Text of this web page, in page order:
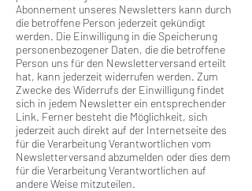
Abonnement unseres Newsletters kann durch
die betroffene Person jederzeit gekündigt
werden. Die Einwilligung in die Speicherung
personenbezogener Daten, die die betroffene
Person uns für den Newsletterversand erteilt
hat, kann jederzeit widerrufen werden. Zum
Zwecke des Widerrufs der Einwilligung findet
sich in jedem Newsletter ein entsprechender
Link. Ferner besteht die Möglichkeit, sich
jederzeit auch direkt auf der Internetseite des
für die Verarbeitung Verantwortlichen vom
Newsletterversand abzumelden oder dies dem
für die Verarbeitung Verantwortlichen auf
andere Weise mitzuteilen.